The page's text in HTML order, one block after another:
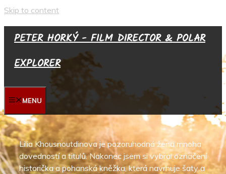
Skip to content
PETER HORKÝ - FILM DIRECTOR & POLAR
EXPLORER
MENU
Lilia Khousnoutdinova je pozoruhodná žena mnoha
dovedností a titulů. Nakonec jsem si vybral označení
historička a pohanská kněžka, která navrhuje šaty a